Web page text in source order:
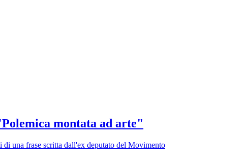
montata ad arte"
di una frase scritta dall'ex deputato del Movimento